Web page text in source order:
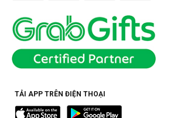
TẢI APP TRÊN ĐIỆN THOẠI